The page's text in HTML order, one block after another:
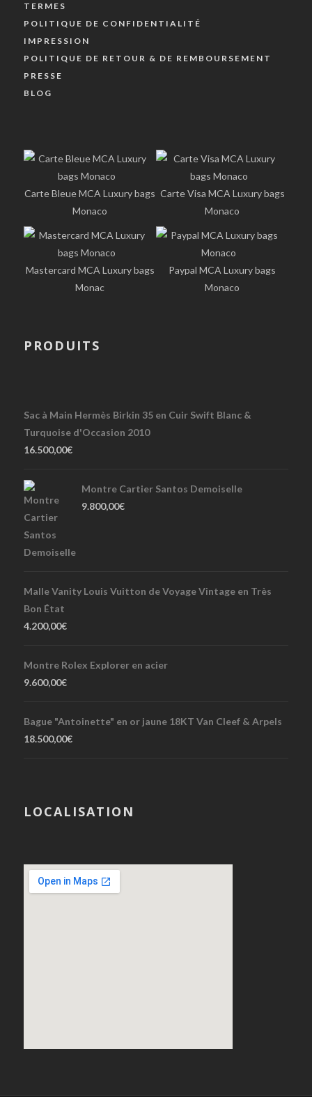
TERMES
POLITIQUE DE CONFIDENTIALITÉ
IMPRESSION
POLITIQUE DE RETOUR & DE REMBOURSEMENT
PRESSE
BLOG
Carte Bleue MCA Luxury bags
Monaco
Carte Visa MCA Luxury bags
Monaco
Mastercard MCA Luxury bags
Monac
Paypal MCA Luxury bags
Monaco
PRODUITS
Sac à Main Hermès Birkin 35 en Cuir Swift Blanc &
Turquoise d'Occasion 2010
16.500,00€
Montre Cartier Santos Demoiselle
9.800,00€
Malle Vanity Louis Vuitton de Voyage Vintage en Très
Bon État
4.200,00€
Montre Rolex Explorer en acier
9.600,00€
Bague "Antoinette" en or jaune 18KT Van Cleef & Arpels
18.500,00€
LOCALISATION